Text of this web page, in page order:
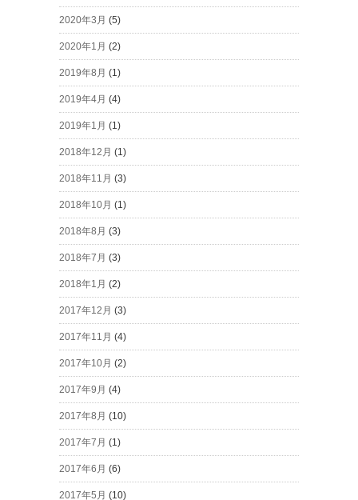
2020年3月 (5)
2020年1月 (2)
2019年8月 (1)
2019年4月 (4)
2019年1月 (1)
2018年12月 (1)
2018年11月 (3)
2018年10月 (1)
2018年8月 (3)
2018年7月 (3)
2018年1月 (2)
2017年12月 (3)
2017年11月 (4)
2017年10月 (2)
2017年9月 (4)
2017年8月 (10)
2017年7月 (1)
2017年6月 (6)
2017年5月 (10)